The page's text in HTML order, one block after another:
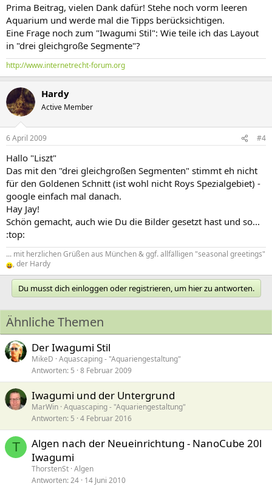
Prima Beitrag, vielen Dank dafür! Stehe noch vorm leeren
Aquarium und werde mal die Tipps berücksichtigen.
Eine Frage noch zum "Iwagumi Stil": Wie teile ich das Layout
in "drei gleichgroße Segmente"?
http://www.internetrecht-forum.org
Hardy
Active Member
6 April 2009 #4
Hallo "Liszt"
Das mit den "drei gleichgroßen Segmenten" stimmt eh nicht
für den Goldenen Schnitt (ist wohl nicht Roys Spezialgebiet) -
google einfach mal danach.
Hay Jay!
Schön gemacht, auch wie Du die Bilder gesetzt hast und so...
:top:
... mit herzlichen Grüßen aus München & ggf. allfälligen "seasonal greetings"
, der Hardy
Du musst dich einloggen oder registrieren, um hier zu antworten.
Ähnliche Themen
Der Iwagumi Stil
MikeD Aquascaping - "Aquariengestaltung"
Antworten 5 8 Februar 2009
Iwagumi und der Untergrund
MarWin Aquascaping - "Aquariengestaltung"
Antworten 5 4 Februar 2016
T
Algen nach der Neueinrichtung - NanoCube 20l
Iwagumi
ThorstenSt Algen
Antworten 24 14 Juni 2010